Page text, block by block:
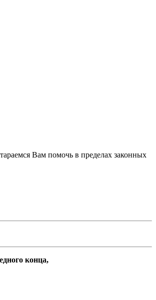
Вам помочь в пределах законных
конца,